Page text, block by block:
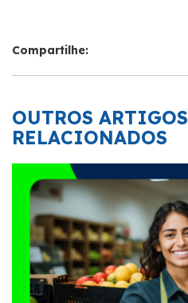
Compartilhe:
OUTROS ARTIGOS
RELACIONADOS